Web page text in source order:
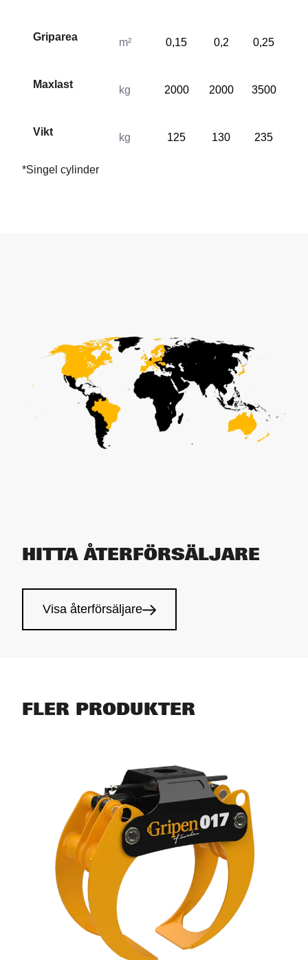
Griparea m² 0,15 0,2 0,25
Maxlast kg 2000 2000 3500
Vikt kg 125 130 235
*Singel cylinder
HITTA ÅTERFÖRSÄLJARE
Visa återförsäljare
FLER PRODUKTER